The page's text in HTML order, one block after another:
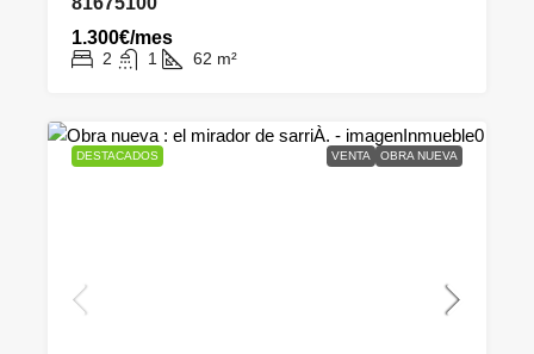
1.300€/mes
2 1 62 m²
DESTACADOS VENTA OBRA NUEVA